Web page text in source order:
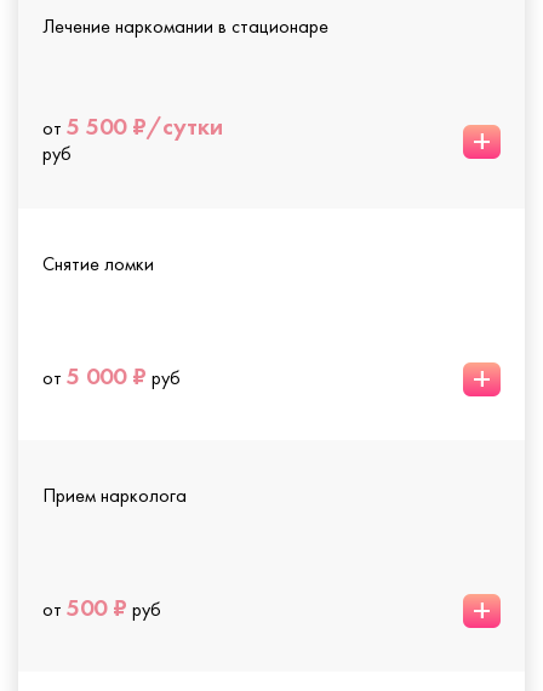
Лечение наркомании в стационаре
от 5 500 ₽/сутки
руб +
Снятие ломки
от 5 000 ₽ руб +
Прием нарколога
от 500 ₽ руб +